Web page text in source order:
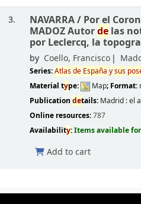
3. NAVARRA / Por el
MADOZ Autorde las
por Leclercq, la
by Coello, Francisco
Series:Atlasde España ysus
Material type: Map; Format:
Publicationdetails: Madrid :el
Online resources:787
Availability:Items available
Add to cart